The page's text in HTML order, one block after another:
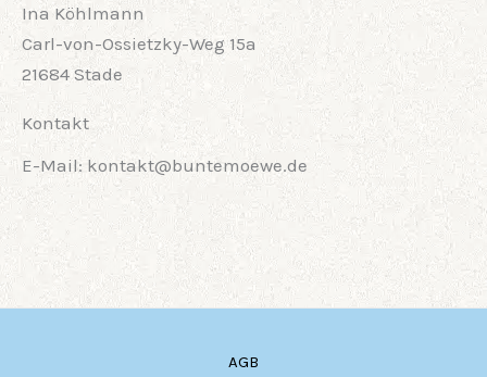
Ina Köhlmann
Carl-von-Ossietzky-Weg 15a
21684 Stade
Kontakt
E-Mail: kontakt@buntemoewe.de
AGB